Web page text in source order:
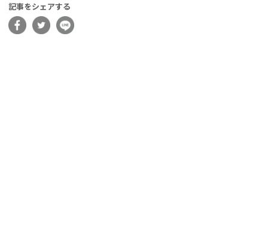
記事をシェアする